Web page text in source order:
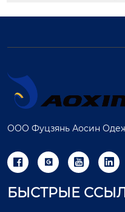
ООО Фуцзянь Аосин
   
БЫСТРЫЕ